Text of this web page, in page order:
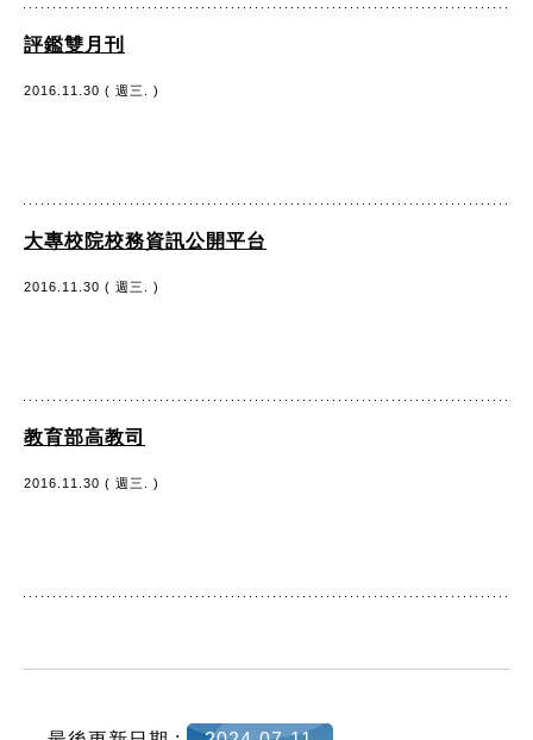
評鑑雙月刊
2016.11.30 ( 週三. )
大專校院校務資訊公開平台
2016.11.30 ( 週三. )
教育部高教司
2016.11.30 ( 週三. )